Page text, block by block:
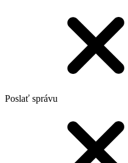
Poslať správu